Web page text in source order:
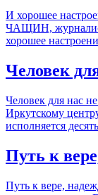
И хорошее
ЧАЩИН,
хорошее
Человек
Человек для нас
Иркутскому
исполняется
Путь к
Путь к вере,